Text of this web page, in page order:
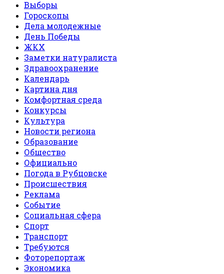
Выборы
Гороскопы
Дела молодежные
День Победы
ЖКХ
Заметки натуралиста
Здравоохранение
Календарь
Картина дня
Комфортная среда
Конкурсы
Культура
Новости региона
Образование
Общество
Официально
Погода в Рубцовске
Происшествия
Реклама
Событие
Социальная сфера
Спорт
Транспорт
Требуются
Фоторепортаж
Экономика